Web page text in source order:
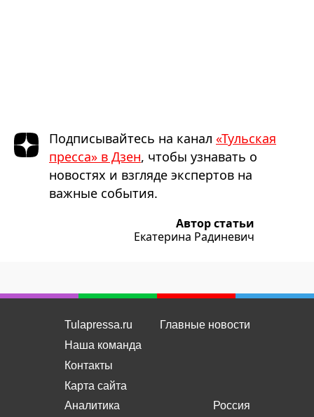
Подписывайтесь на канал «Тульская
пресса» в Дзен, чтобы узнавать о
новостях и взгляде экспертов на
важные события.
Автор статьи
Екатерина Радиневич
Tulapressa.ru
Наша команда
Контакты
Карта сайта
Главные новости
Аналитика
Россия